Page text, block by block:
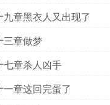
九章黑衣人又出现了
三章做梦
七章杀人凶手
一章这回完蛋了